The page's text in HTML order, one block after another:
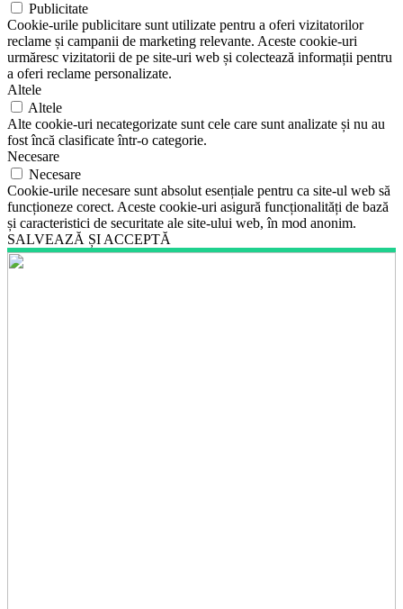
Publicitate
Cookie-urile publicitare sunt utilizate pentru a oferi vizitatorilor
reclame și campanii de marketing relevante. Aceste cookie-uri
urmăresc vizitatorii de pe site-uri web și colectează informații pentru
a oferi reclame personalizate.
Altele
Altele
Alte cookie-uri necategorizate sunt cele care sunt analizate și nu au
fost încă clasificate într-o categorie.
Necesare
Necesare
Cookie-urile necesare sunt absolut esențiale pentru ca site-ul web să
funcționeze corect. Aceste cookie-uri asigură funcționalități de bază
și caracteristici de securitate ale site-ului web, în mod anonim.
SALVEAZĂ ȘI ACCEPTĂ